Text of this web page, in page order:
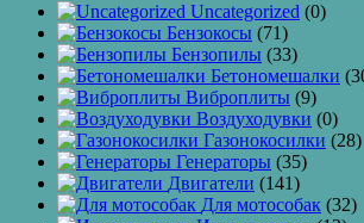
Uncategorized (0)
Бензокосы (71)
Бензопилы (33)
Бетономешалки
Виброплиты (9)
Воздуходувки (0)
Газонокосилки (28)
Генераторы (35)
Двигатели (141)
Для мотособак (32)